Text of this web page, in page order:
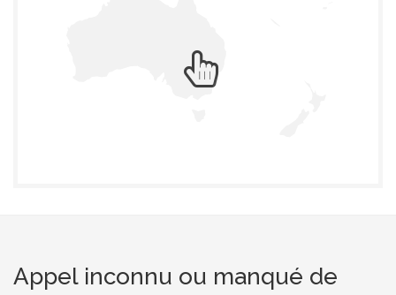
Appel inconnu ou manqué de